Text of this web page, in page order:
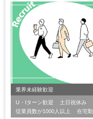
業界未経験歓迎
U・Iターン歓迎 土日祝休み
従業員数が1000人以上
在宅